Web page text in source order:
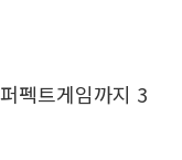
펙트게임까지 3